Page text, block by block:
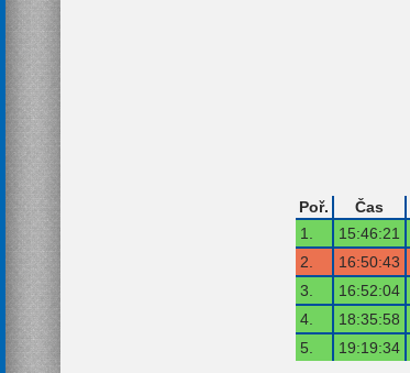
Poř. Čas
1.
15:46:21
2.
16:50:43
3.
16:52:04
4.
18:35:58
5.
19:19:34